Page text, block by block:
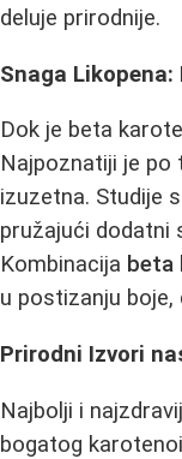
deluje prirodnije.
Snaga
Dok je beta
Najpoznatiji je po
izuzetna. Studije
pružajući dodatni
Kombinacija beta
u postizanju
Prirodni Izvori
Najbolji i
bogatog